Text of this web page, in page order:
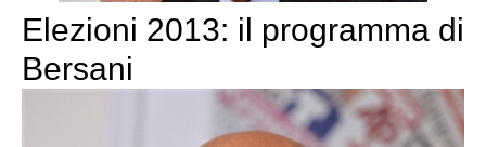
Elezioni 2013: il programma di
Bersani